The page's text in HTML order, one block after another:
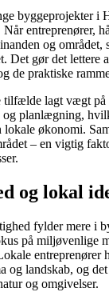
byggeprojekter i
entreprenører,
og
gør det lettere
de praktiske
tilfælde lagt vægt på
planlægning,
økonomi.
– en vigtig
og lokal
fylder mere i
på miljøvenlige
entreprenører
og landskab, og
og omgivelser.